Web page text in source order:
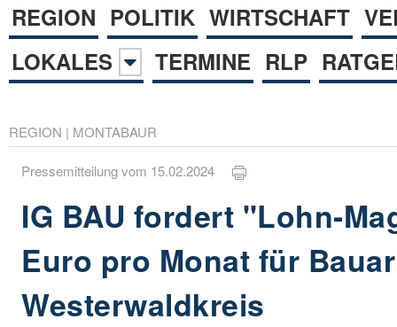
REGION POLITIK WIRTSCHAFT
LOKALES
TERMINE RLP
REGION | MONTABAUR
Pressemitteilung vom 15.02.2024
IG BAU fordert "Lohn-
Euro pro Monat für
Westerwaldkreis